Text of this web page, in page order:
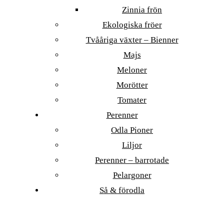
Zinnia frön
Ekologiska fröer
Tvååriga växter – Bienner
Majs
Meloner
Morötter
Tomater
Perenner
Odla Pioner
Liljor
Perenner – barrotade
Pelargoner
Så & förodla